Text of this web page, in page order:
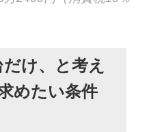
け、と考え
めたい条件